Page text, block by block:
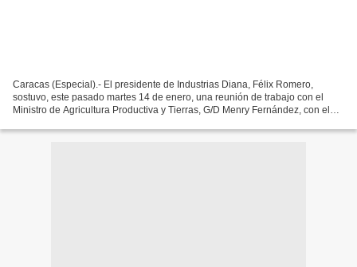
Caracas (Especial).- El presidente de Industrias Diana, Félix Romero,
sostuvo, este pasado martes 14 de enero, una reunión de trabajo con el
Ministro de Agricultura Productiva y Tierras, G/D Menry Fernández, con el